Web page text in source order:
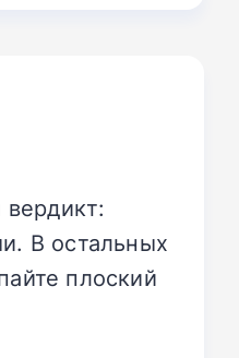
В остальных
плоский